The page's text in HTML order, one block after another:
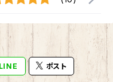
LINE ポスト